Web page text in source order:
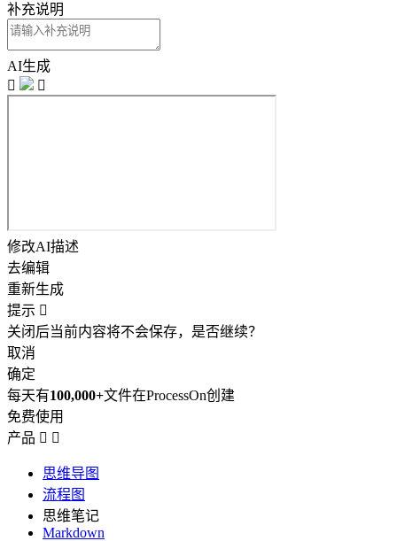
补充说明
AI生成


修改AI描述
去编辑
重新生成
提示 
关闭后当前内容将不会保存，是否继续？
取消
确定
每天有100,000+文件在ProcessOn创建
免费使用
产品  
思维导图
流程图
思维笔记
Markdown